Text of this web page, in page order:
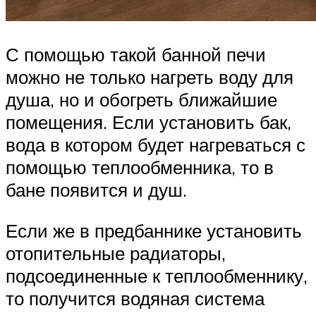
С помощью такой банной печи
можно не только нагреть воду для
душа, но и обогреть ближайшие
помещения. Если установить бак,
вода в котором будет нагреваться с
помощью теплообменника, то в
бане появится и душ.
Если же в предбаннике установить
отопительные радиаторы,
подсоединенные к теплообменнику,
то получится водяная система